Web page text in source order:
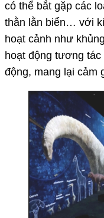
có thể bắt gặp các
thằn lằn biển… với
hoạt cảnh như
hoạt động tương
động, mang lại cảm